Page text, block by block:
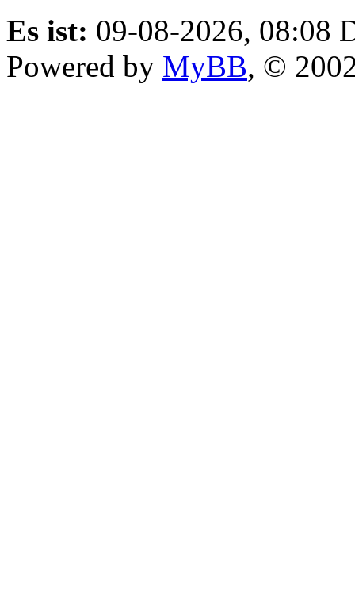
Es ist: 09-08-2026, 08:08
Powered by MyBB, ©